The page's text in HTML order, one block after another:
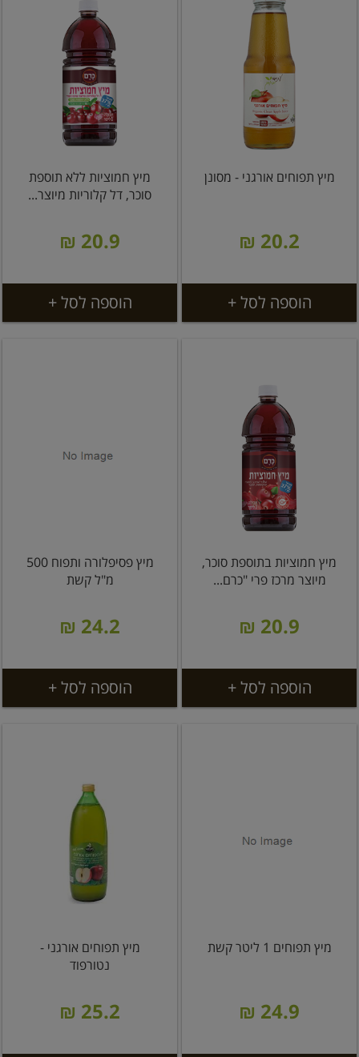
מיץ תפוחים אורגני - מסונן
20.2 ₪
הוספה לסל +
מיץ חמוציות ללא תוספת
סוכר, דל קלוריות מיוצר...
20.9 ₪
הוספה לסל +
מיץ חמוציות בתוספת סוכר,
מיוצר מרכז פרי "כרם...
20.9 ₪
הוספה לסל +
מיץ פסיפלורה ותפוח 500
מ"ל קשת
24.2 ₪
הוספה לסל +
מיץ תפוחים 1 ליטר קשת
24.9 ₪
מיץ תפוחים אורגני -
נטורפוד
25.2 ₪